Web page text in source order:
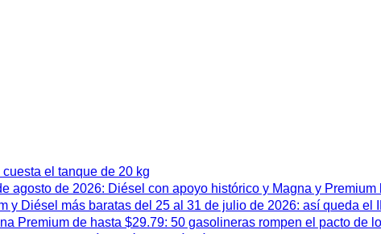
el tanque de 20 kg
agosto de 2026: Diésel con apoyo histórico y Magna y Premium
y Diésel más baratas del 25 al 31 de julio de 2026: así queda el
Premium de hasta $29.79: 50 gasolineras rompen el pacto de